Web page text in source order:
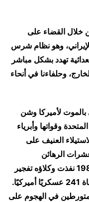
خلال القضاء على
وهو نظام شرس
تهدد بشكل مباشر
وحلفاءنا في أنحاء
بالموت لأميركا وشن
وقواتها وأبرياء
العنيف على
الرهائن
الأميركيين لمدة 444 يومًا. وفي عام 1983 نفذت وكلاؤه تفجير
ثكنات المارينز في بيروت الذي أودى بحياة 241 عسكريًا أميركيًا.
ربما متورطين في الهجوم على